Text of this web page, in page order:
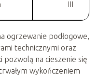
III
ogrzewanie podłogowe,
technicznymi oraz
na cieszenie się
wykończeniem